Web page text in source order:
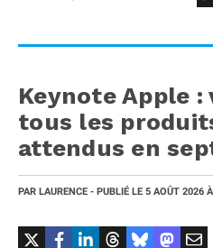
Keynote Apple :
tous les
attendus en
PAR LAURENCE - PUBLIÉ LE 5 AOÛT 2026